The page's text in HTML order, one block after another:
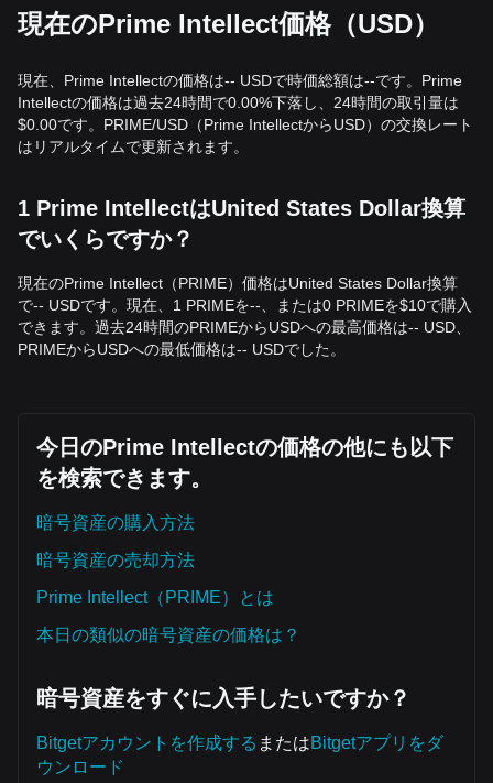
側」のエントリーシグナルとなります。
合、市場はより深い修正フェーズに入り、$6.00の心理的サ
ポートを試す可能性があります。
買い戦略
現在の市場構造に基づき、アナリストは以下の参考戦略を提
保守的な投資家
• Prime Intellect の価格が$8.50のレジスタンスレベルの上
で効果的に安定し、再テストを確認してからエントリーする
• または、以前の安値を割らずに価格が$6.80付近まで戻っ
た場合、小規模なポジションを検討します。
トレンド投資家
• 価格が $8.50をブレイクした場合、トレンドに従い、初期
の上に留まっている限り、分散型 AI の長期 bullish テーゼは
維持され、保有と累積を継続できます。
市場インサイト
bound（範囲限定）の価格構造を示しており、市場センチメ
は、ボラティリティのブレイクアウトが近づいていることを
示唆しています。
市場見通し
ターゲットレベルは$10.20 です。
• Prime Intellect の価格が$6.80
を割り込む場合、次のター
です。
市場コンセンサス
複数のアナリストによる総合分析によると、Prime Intellect
現在のPrime Intellect価格（USD）
現在、Prime Intellectの価格は-- USDで時価総額は--です。Prime
Intellectの価格は過去24時間で0.00%下落し、24時間の取引量は
$0.00です。PRIME/USD（Prime IntellectからUSD）の交換レート
はリアルタイムで更新されます。
1 Prime IntellectはUnited States Dollar換算
でいくらですか？
現在のPrime Intellect（PRIME）価格はUnited States Dollar換算
で-- USDです。現在、1 PRIMEを--、または0 PRIMEを$10で購入
できます。過去24時間のPRIMEからUSDへの最高価格は-- USD、
PRIMEからUSDへの最低価格は-- USDでした。
今日のPrime Intellectの価格の他にも以下
を検索できます。
暗号資産の購入方法
暗号資産の売却方法
Prime Intellect（PRIME）とは
本日の類似の暗号資産の価格は？
暗号資産をすぐに入手したいですか？
Bitgetアカウントを作成する またはBitgetアプリをダ
ウンロード